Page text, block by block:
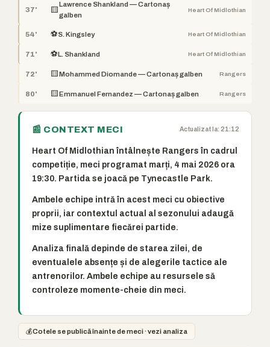
37' 🟨
Lawrence Shankland — Cartonaș
galben
Heart Of Midlothian
54' ⚽S. Kingsley Heart Of Midlothian
71' ⚽L. Shankland Heart Of Midlothian
72' 🟨 Mohammed Diomande — Cartonaș galben Rangers
80' 🟨 Emmanuel Fernandez — Cartonaș galben Rangers
📰 CONTEXT MECI Actualizat la: 21:12
Heart Of Midlothian întâlnește Rangers în cadrul
competiție, meci programat marți, 4 mai 2026 ora
19:30. Partida se joacă pe Tynecastle Park.
Ambele echipe intră în acest meci cu obiective
proprii, iar contextul actual al sezonului adaugă
mize suplimentare fiecărei partide.
Analiza finală depinde de starea zilei, de
eventualele absențe și de alegerile tactice ale
antrenorilor. Ambele echipe au resursele să
controleze momente-cheie din meci.
💰Cotele se publică înainte de meci · vezi analiza